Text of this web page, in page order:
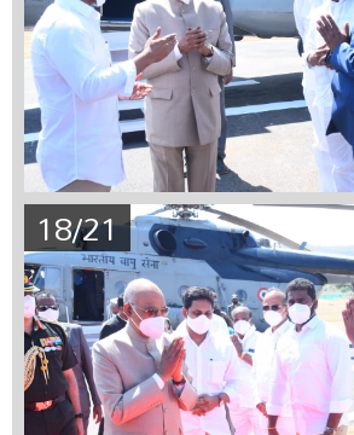
18/21